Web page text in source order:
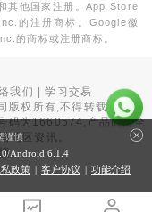
其他国家注册。App Store
的注册商标。Google徽
的商标或注册商标。
我们 |学习交易
版权所有,不得转载
码为1660574,产品面向全
地区资讯。
。
谨慎
/Android 6.1.4
政策 | 客户协议 | 功能介绍